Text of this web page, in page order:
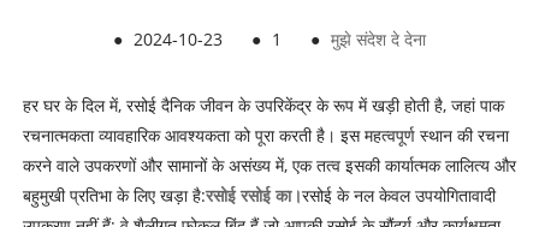
● 2024-10-23 ● 1 ● मुझे संदेश दे देना
हर घर के दिल में, रसोई दैनिक जीवन के उपरिकेंद्र के रूप में खड़ी होती है, जहां पाक
रचनात्मकता व्यावहारिक आवश्यकता को पूरा करती है। इस महत्वपूर्ण स्थान की रचना
करने वाले उपकरणों और सामानों के असंख्य में, एक तत्व इसकी कार्यात्मक लालित्य और
बहुमुखी प्रतिभा के लिए खड़ा है:रसोई रसोई का।रसोई के नल केवल उपयोगितावादी